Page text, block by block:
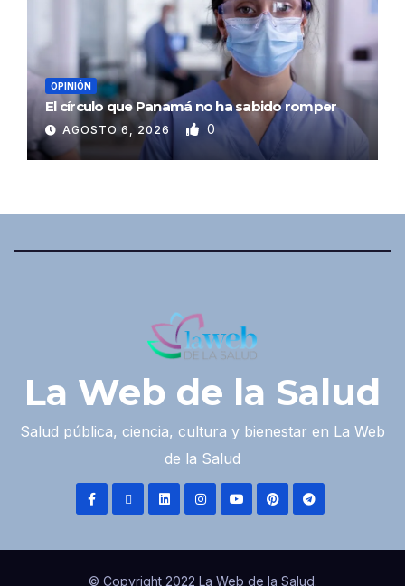
OPINIÓN
El círculo que Panamá no ha sabido romper
AGOSTO 6, 2026 0
La Web de la Salud
Salud pública, ciencia, cultura y bienestar en La Web
de la Salud
© Copyright 2022 La Web de la Salud.